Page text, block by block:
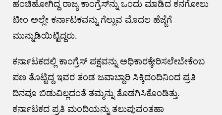
ಹಂಚಿಹೋಗಿದ್ದ ರಾಜ್ಯ ಕಾಂಗ್ರೆಸ್‌ನ್ನು ಒಂದು ಮಾಡಿದ ಕನಗೋಲು
ಟೀಂ ಅಲ್ಲೇ ಕರ್ನಾಟಕವನ್ನು ಗೆಲ್ಲುವ ಮೊದಲ ಹೆಜ್ಜೆಗೆ
ಮುನ್ನುಡಿಯಿಟ್ಟಿದ್ದರು.
ಕರ್ನಾಟಕದಲ್ಲಿ ಕಾಂಗ್ರೆಸ್‌ ಪಕ್ಷವನ್ನು ಅಧಿಕಾರಕ್ಕೇರಿಸಲೇಬೇಕೆಂಬ
ಪಣ ತೊಟ್ಟಿದ್ದ ಇವರ ತಂಡ ಜವಾಬ್ದಾರಿ ಸಿಕ್ಕಿದಂದಿನಿಂದ ಪ್ರತಿ
ದಿನವೂ ಬಿಡುವಿಲ್ಲದಂತೆ ತಮ್ಮನ್ನು ತೊಡಗಿಸಿಕೊಂಡಿತ್ತು.
ಕರ್ನಾಟಕದ ಪ್ರತಿ ಮಂದಿಯನ್ನು ತಲುಪುವಂತಹಾ